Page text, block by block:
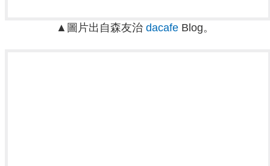
▲圖片出自森友治 dacafe Blog。